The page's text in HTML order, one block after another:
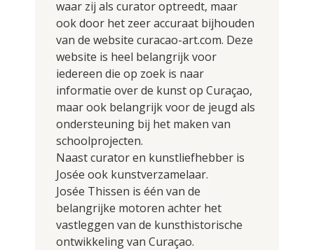
waar zij als curator optreedt, maar
ook door het zeer accuraat bijhouden
van de website curacao-art.com. Deze
website is heel belangrijk voor
iedereen die op zoek is naar
informatie over de kunst op Curaçao,
maar ook belangrijk voor de jeugd als
ondersteuning bij het maken van
schoolprojecten.
Naast curator en kunstliefhebber is
Josée ook kunstverzamelaar.
Josée Thissen is één van de
belangrijke motoren achter het
vastleggen van de kunsthistorische
ontwikkeling van Curaçao.